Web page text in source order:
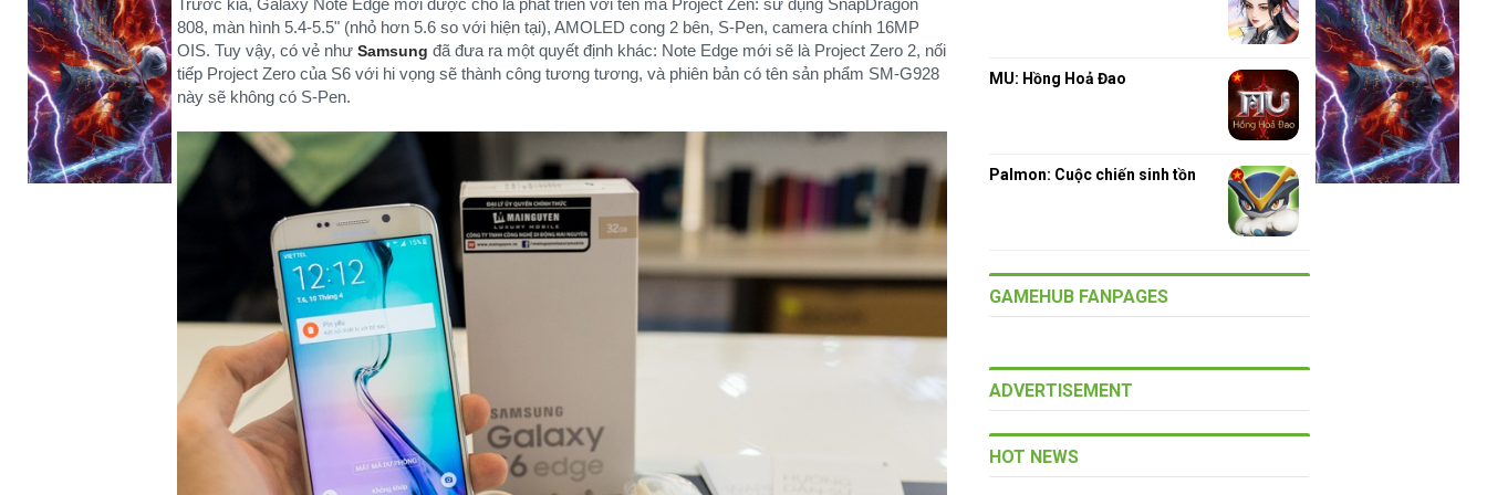
Trước kia, Galaxy Note Edge mới được cho là phát triển với tên mã Project Zen: sử dụng SnapDragon
808, màn hình 5.4-5.5" (nhỏ hơn 5.6 so với hiện tại), AMOLED cong 2 bên, S-Pen, camera chính 16MP
OIS. Tuy vậy, có vẻ như Samsung đã đưa ra một quyết định khác: Note Edge mới sẽ là Project Zero 2, nối
tiếp Project Zero của S6 với hi vọng sẽ thành công tương tương, và phiên bản có tên sản phẩm SM-G928
này sẽ không có S-Pen.
MU: Hồng Hoả Đao
Palmon: Cuộc chiến sinh tồn
GAMEHUB FANPAGES
ADVERTISEMENT
HOT NEWS